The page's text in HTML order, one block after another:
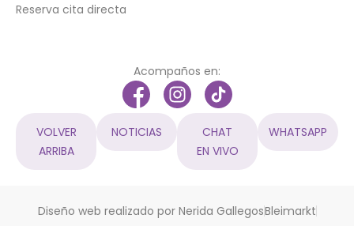
Reserva cita directa
Acompaños en:
VOLVER
ARRIBA
NOTICIAS
CHAT
EN VIVO
WHATSAPP
Diseño web realizado por Nerida GallegosBleimarkt